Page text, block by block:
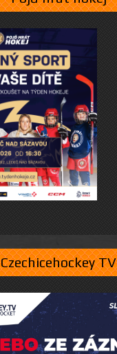
Czechicehockey TV